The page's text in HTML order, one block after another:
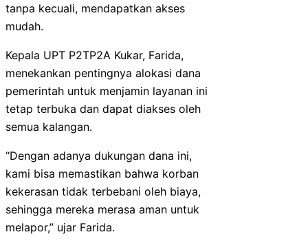
tanpa kecuali, mendapatkan akses
mudah.
Kepala UPT P2TP2A Kukar, Farida,
menekankan pentingnya alokasi dana
pemerintah untuk menjamin layanan ini
tetap terbuka dan dapat diakses oleh
semua kalangan.
“Dengan adanya dukungan dana ini,
kami bisa memastikan bahwa korban
kekerasan tidak terbebani oleh biaya,
sehingga mereka merasa aman untuk
melapor,” ujar Farida.